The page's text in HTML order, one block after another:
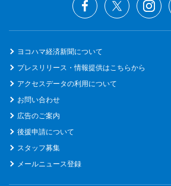
ヨコハマ経済新聞について
プレスリリース・情報提供はこちらから
アクセスデータの利用について
お問い合わせ
広告のご案内
後援申請について
スタッフ募集
メールニュース登録